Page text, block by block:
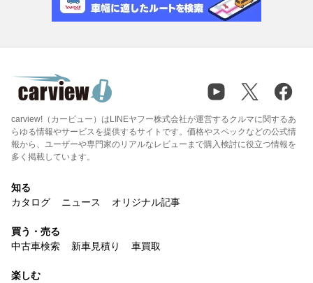
carview!（カービュー）はLINEヤフー株式会社が運営するクルマに関するあ
らゆる情報やサービスを提供するサイトです。価格やスペックなどの公式情
報から、ユーザーや専門家のリアルなレビューまで購入検討に役立つ情報を
多く掲載しています。
知る
カタログ
ニュース オリジナル記事
買う・売る
中古車検索
新車見積り 車買取
楽しむ